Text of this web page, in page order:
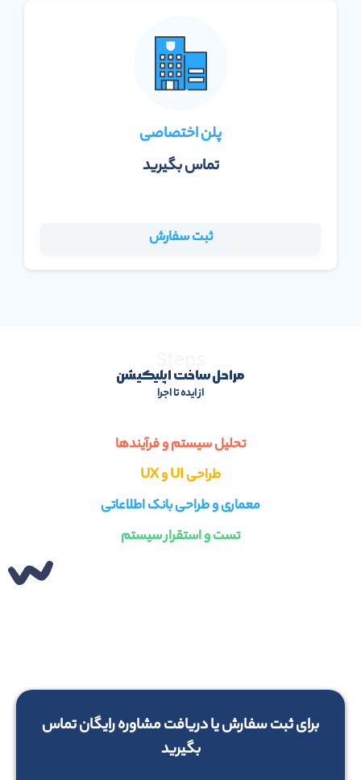
پلن اختصاصی
تماس بگیرید
ثبت سفارش
مراحل ساخت اپلیکیشن
از ایده تا اجرا
تحلیل سیستم و فرآیندها
طراحی UI و UX
معماری و طراحی بانک اطلاعاتی
تست و استقرار سیستم
برای ثبت سفارش یا دریافت مشاوره رایگان تماس
بگیرید